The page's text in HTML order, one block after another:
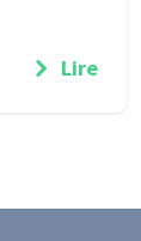
Lire